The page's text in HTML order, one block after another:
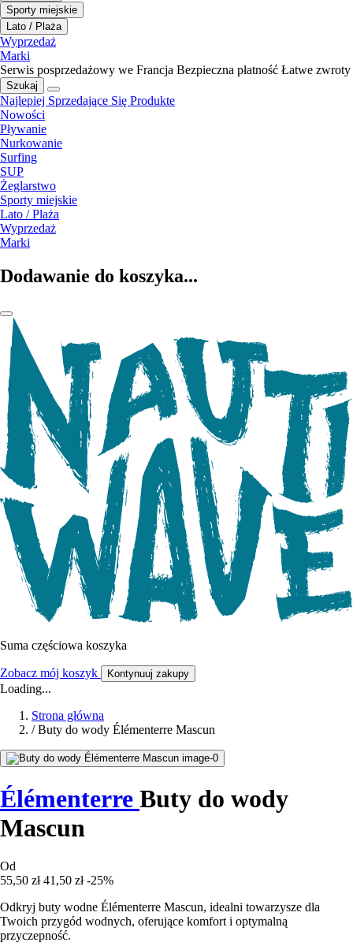
Sporty miejskie
Lato / Plaża
Wyprzedaż
Marki
Serwis posprzedażowy we Francja Bezpieczna płatność Łatwe zwroty
Szukaj
Najlepiej Sprzedające Się Produkte
Nowości
Pływanie
Nurkowanie
Surfing
SUP
Żeglarstwo
Sporty miejskie
Lato / Plaża
Wyprzedaż
Marki
Dodawanie do koszyka...
Suma częściowa koszyka
Zobacz mój koszyk Kontynuuj zakupy
Loading...
Strona główna
/ Buty do wody Élémenterre Mascun
Élémenterre Buty do wody
Mascun
Od
55,50 zł 41,50 zł -25%
Odkryj buty wodne Élémenterre Mascun, idealni towarzysze dla
Twoich przygód wodnych, oferujące komfort i optymalną
przyczepność.